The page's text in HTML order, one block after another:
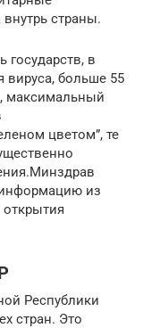
страны.
государств, в
вируса, больше 55
максимальный
цветом”, те
из
Республики
стран. Это